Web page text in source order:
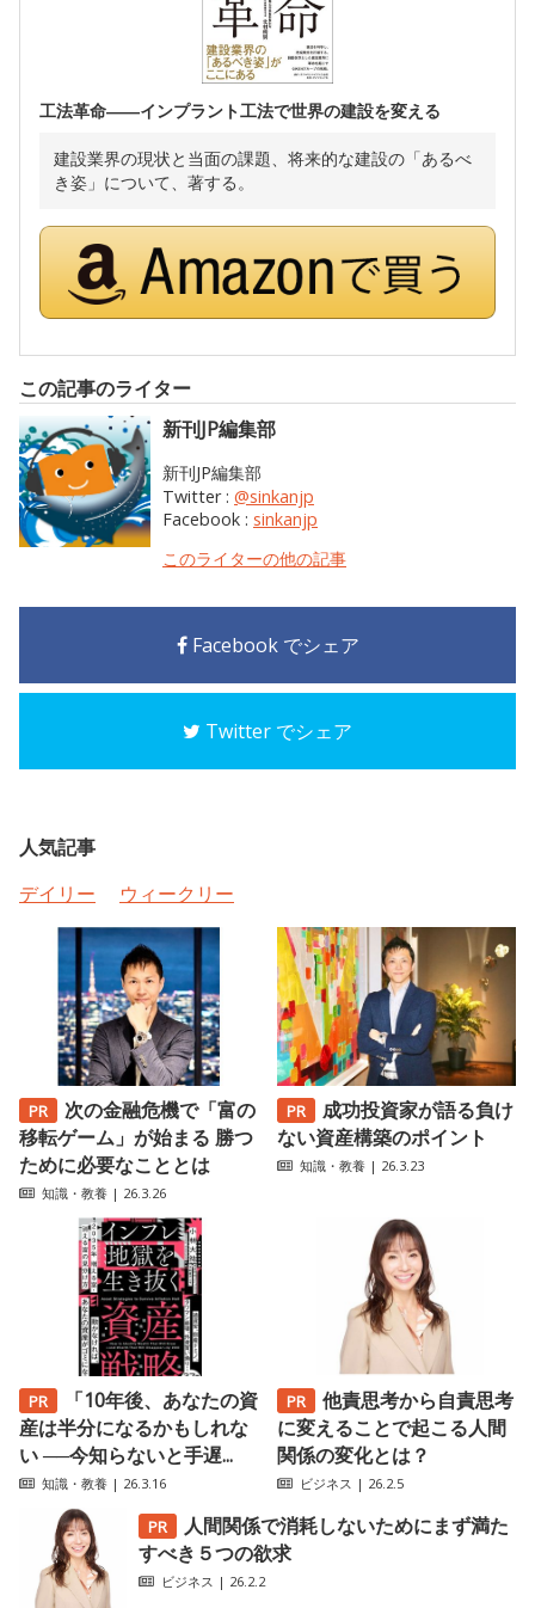
工法革命――インプラント工法で世界の建設を変える
建設業界の現状と当面の課題、将来的な建設の「あるべ
き姿」について、著する。
この記事のライター
新刊JP編集部
新刊JP編集部
Twitter : @sinkanjp
Facebook : sinkanjp
このライターの他の記事
Facebook でシェア
Twitter でシェア
人気記事
デイリー
ウィークリー
次の金融危機で「富の
移転ゲーム」が始まる 勝つ
ために必要なこととは
知識・教養 | 26.3.26
成功投資家が語る負け
ない資産構築のポイント
知識・教養 | 26.3.23
「10年後、あなたの資
産は半分になるかもしれな
い ──今知らないと手遅...
知識・教養 | 26.3.16
他責思考から自責思考
に変えることで起こる人間
関係の変化とは？
ビジネス | 26.2.5
人間関係で消耗しないためにまず満た
すべき５つの欲求
ビジネス | 26.2.2